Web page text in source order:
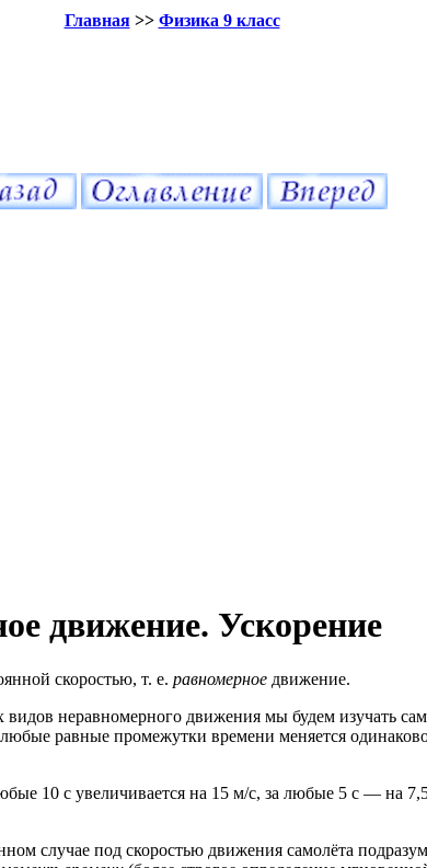
Главная>> Физика 9 класс
движение. Ускорение
скоростью, т. е. равномерное движение.
видов неравномерного движения мы будем изучать
равные промежутки времени меняется
10 с увеличивается на 15 м/с, за любые 5 с — на
случае под скоростью движения самолёта